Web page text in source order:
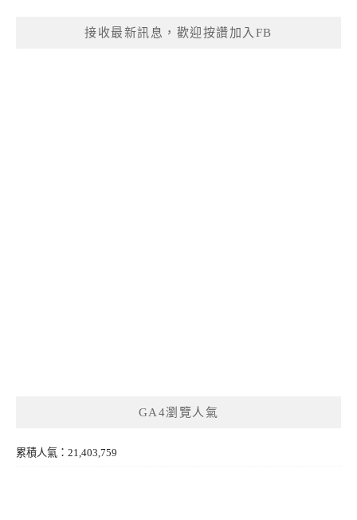
接收最新訊息，歡迎按讚加入FB
GA4瀏覽人氣
累積人氣：21,403,759